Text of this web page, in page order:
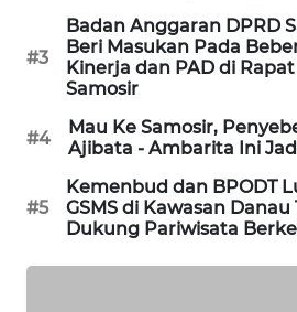
#3
Badan Anggaran DPRD
Beri Masukan Pada
Kinerja dan PAD di
Samosir
#4
Mau Ke Samosir,
Ajibata - Ambarita Ini
#5
Kemenbud dan BPODT
GSMS di Kawasan Danau
Dukung Pariwisata
SONYA
ASA
NEWS